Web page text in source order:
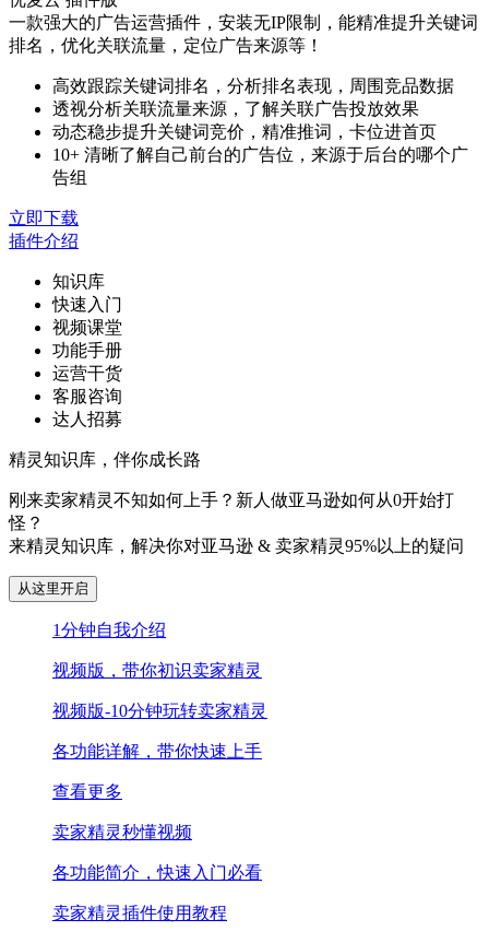
一款强大的广告运营插件，安装无IP限制，能精准提升关键词
排名，优化关联流量，定位广告来源等！
高效跟踪关键词排名，分析排名表现，周围竞品数据
透视分析关联流量来源，了解关联广告投放效果
动态稳步提升关键词竞价，精准推词，卡位进首页
10+ 清晰了解自己前台的广告位，来源于后台的哪个广
告组
立即下载
插件介绍
知识库
快速入门
视频课堂
功能手册
运营干货
客服咨询
达人招募
精灵知识库，伴你成长路
刚来卖家精灵不知如何上手？新人做亚马逊如何从0开始打
怪？
来精灵知识库，解决你对亚马逊 & 卖家精灵95%以上的疑问
从这里开启
1分钟自我介绍
视频版，带你初识卖家精灵
视频版-10分钟玩转卖家精灵
各功能详解，带你快速上手
查看更多
卖家精灵秒懂视频
各功能简介，快速入门必看
卖家精灵插件使用教程